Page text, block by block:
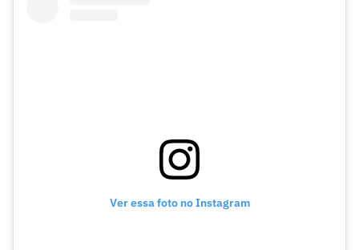
Ver essa foto no Instagram